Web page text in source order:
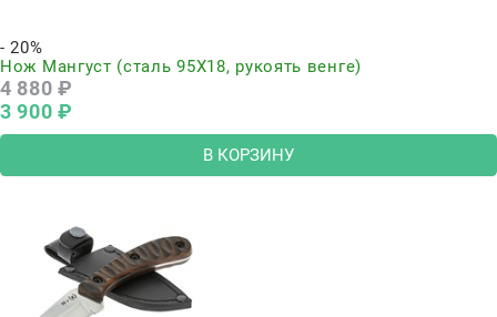
- 20%
Нож Мангуст (сталь 95Х18, рукоять венге)
4 880 ₽
3 900 ₽
В КОРЗИНУ